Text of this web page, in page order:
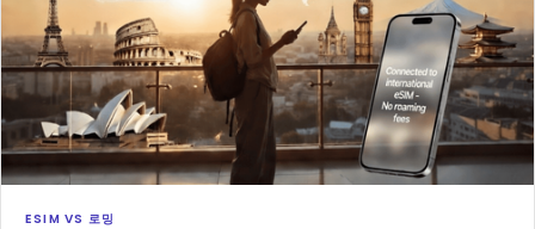
ESIM VS 로밍